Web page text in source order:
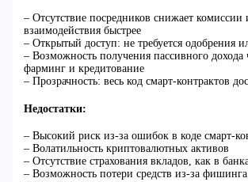
– Отсутствие посредников снижает комиссии
взаимодействия быстрее
– Открытый доступ: не требуется одобрения
– Возможность получения пассивного дохода
фарминг и кредитование
– Прозрачность: весь код смарт-контрактов
Недостатки:
– Высокий риск из-за ошибок в коде смарт-
– Волатильность криптовалютных активов
– Отсутствие страхования вкладов, как в
– Возможность потери средств из-за